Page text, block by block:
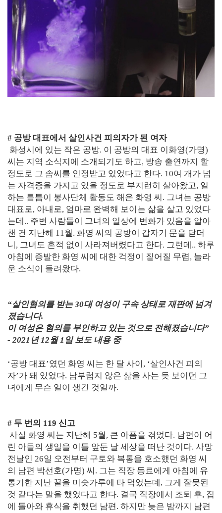
# 공방 대표에서 살인사건 피의자가 된 여자
화성시에 있는 작은 공방. 이 공방의 대표 이화영(가명)
씨는 지역 소식지에 소개되기도 하고, 방송 출연까지 할
정도로 그 솜씨를 인정받고 있었다고 한다. 10여 개가 넘
는 자격증을 가지고 있을 정도로 부지런히 살아왔고, 일
하는 틈틈이 봉사단체 활동도 해온 화영 씨. 그녀는 공방
대표로, 아내로, 엄마로 완벽해 보이는 삶을 살고 있었다
는데.. 주변 사람들이 그녀의 일상에 변화가 있음을 알아
챈 건 지난해 11월. 화영 씨의 공방이 갑자기 문을 닫더
니, 그녀도 흔적 없이 사라져버렸다고 한다. 그런데.. 하루
아침에 증발한 화영 씨에 대한 걱정이 짙어질 무렵, 놀라
운 소식이 들려왔다.
“살인혐의를 받는 30대 여성이 구속 상태로 재판에 넘겨
졌습니다.
이 여성은 혐의를 부인하고 있는 것으로 전해졌습니다”
- 2021년 12월 1일 보도 내용 중
‘공방 대표’였던 화영 씨는 한 달 사이, ‘살인사건 피의
자’가 돼 있었다. 남부럽지 않은 삶을 사는 듯 보이던 그
녀에게 무슨 일이 생긴 것일까.
# 두 번의 119 신고
사실 화영 씨는 지난해 5월, 큰 아픔을 겪었다. 남편이 어
린 아들의 생일을 이틀 앞둔 날 세상을 떠난 것이다. 사망
전날인 26일 오전부터 구토와 복통을 호소했던 화영 씨
의 남편 박선호(가명) 씨. 그는 직장 동료에게 아침에 유
통기한 지난 꿀을 미숫가루에 타 먹었는데, 그게 잘못된
것 같다는 말을 했었다고 한다. 결국 직장에서 조퇴 후, 집
에 돌아와 휴식을 취했던 남편. 하지만 늦은 밤까지 남편